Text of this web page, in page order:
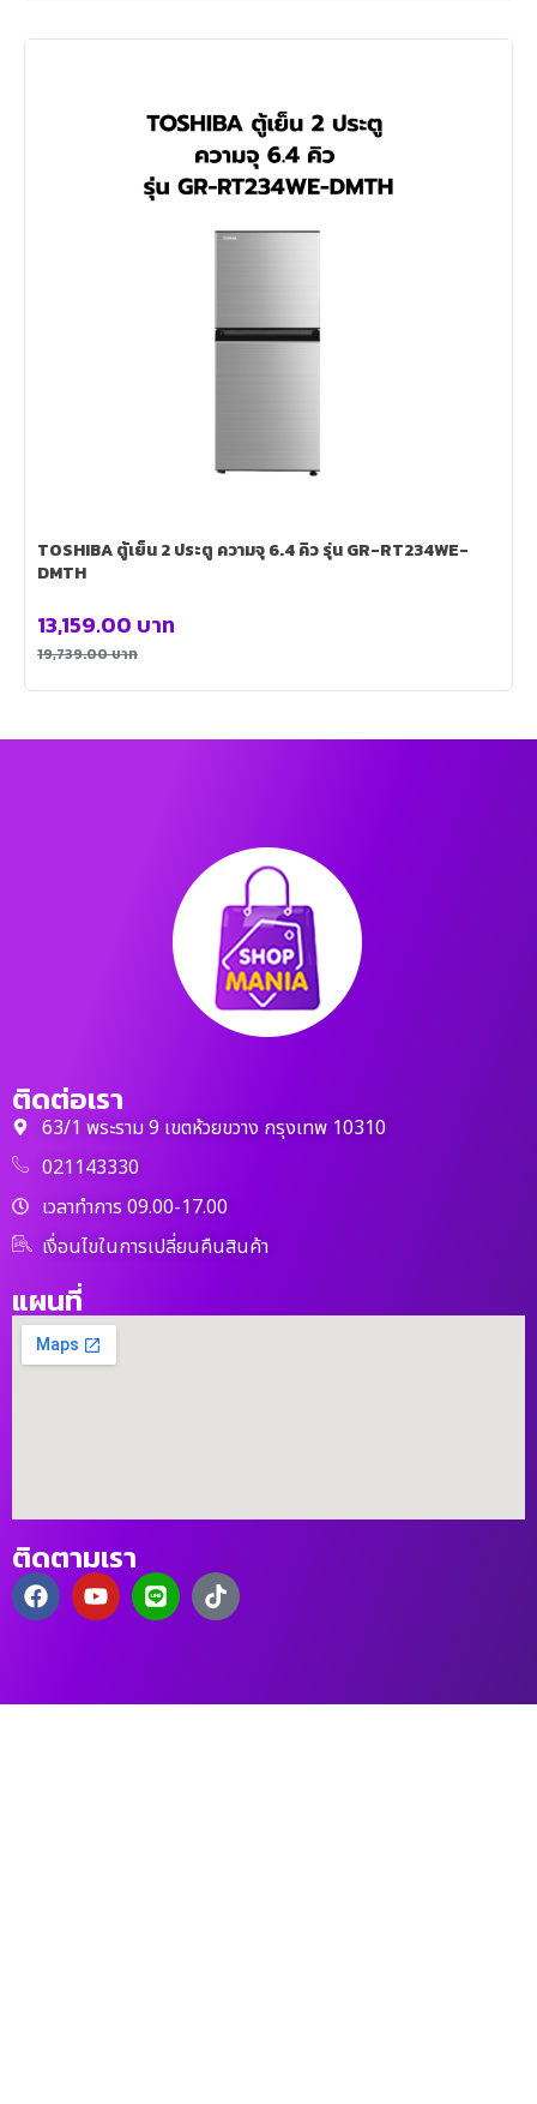
TOSHIBA ตู้เย็น 2 ประตู ความจุ 6.4 คิว รุ่น GR-RT234WE-
DMTH
19,739.00บาท
13,159.00 บาท
ติดต่อเรา
63/1 พระราม 9 เขตห้วยขวาง กรุงเทพ 10310
021143330
เวลาทำการ 09.00-17.00
เงื่อนไขในการเปลี่ยนคืนสินค้า
แผนที่
ติดตามเรา